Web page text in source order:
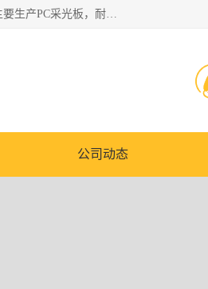
郑州鑫纵建材有限公司供应阳光板，彩钢板，彩钢钢构工程是一家集生产销售租赁安装于一体的企业，主要生产PC采光板，耐力板，仿古琉璃采光板，岩棉板、彩钢压型板、镀锌压型板、桁架楼承板，C、Z型钢檩条、围挡板、轻钢结构，阳光温室大棚等新型建材产品。公司旗下有多台移动式高空压瓦机租赁，承接全国各地业务，专业对外租赁各种型号压瓦机。
公司动态